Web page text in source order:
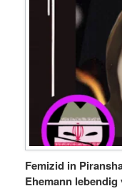
Femizid in
Ehemann